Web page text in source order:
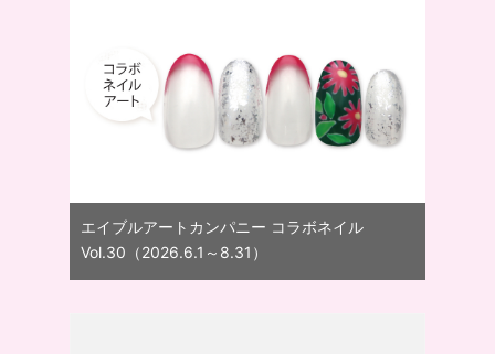
エイブルアートカンパニー コラボネイル
Vol.30（2026.6.1～8.31）